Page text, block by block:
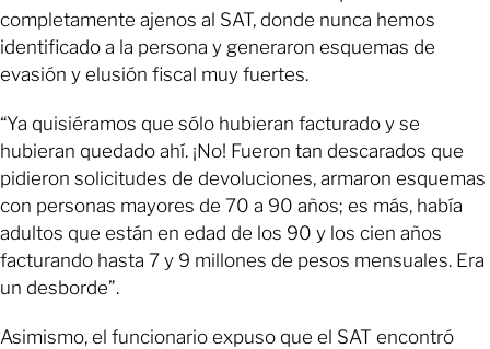
completamente ajenos al SAT, donde nunca hemos
identificado a la persona y generaron esquemas de
evasión y elusión fiscal muy fuertes.
“Ya quisiéramos que sólo hubieran facturado y se
hubieran quedado ahí. ¡No! Fueron tan descarados que
pidieron solicitudes de devoluciones, armaron esquemas
con personas mayores de 70 a 90 años; es más, había
adultos que están en edad de los 90 y los cien años
facturando hasta 7 y 9 millones de pesos mensuales. Era
un desborde”.
Asimismo, el funcionario expuso que el SAT encontró